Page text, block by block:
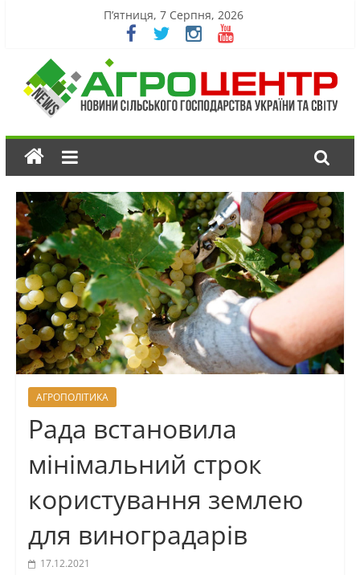
П’ятниця, 7 Серпня, 2026
АГРОПОЛІТИКА
Рада встановила
мінімальний строк
користування землею
для виноградарів
17.12.2021